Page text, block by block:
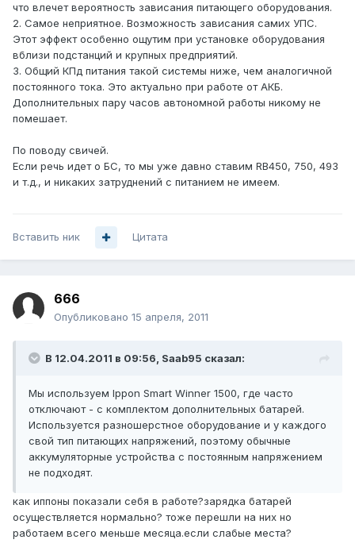
что влечет вероятность зависания питающего оборудования.
2. Самое неприятное. Возможность зависания самих УПС.
Этот эффект особенно ощутим при установке оборудования
вблизи подстанций и крупных предприятий.
3. Общий КПд питания такой системы ниже, чем аналогичной
постоянного тока. Это актуально при работе от АКБ.
Дополнительных пару часов автономной работы никому не
помешает.
По поводу свичей.
Если речь идет о БС, то мы уже давно ставим RB450, 750, 493
и т.д., и никаких затруднений с питанием не имеем.
Вставить ник Цитата
666
Опубликовано 15 апреля, 2011
В 12.04.2011 в 09:56, Saab95 сказал:
Мы используем Ippon Smart Winner 1500, где часто
отключают - с комплектом дополнительных батарей.
Используется разношерстное оборудование и у каждого
свой тип питающих напряжений, поэтому обычные
аккумуляторные устройства с постоянным напряжением
не подходят.
как иппоны показали себя в работе?зарядка батарей
осуществляется нормально? тоже перешли на них но
работаем всего меньше месяца.если слабые места?